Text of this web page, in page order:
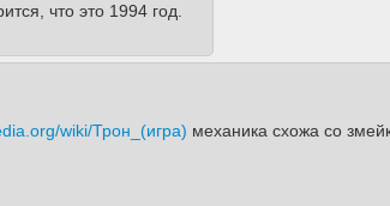
что это 1994 год.
wiki/Трон_(игра) механика схожа со